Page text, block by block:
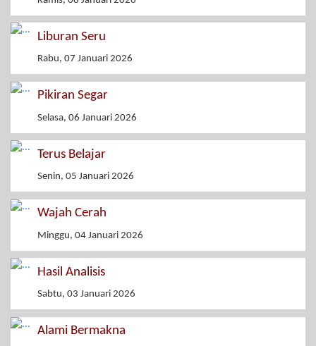
Liburan Seru
Rabu, 07 Januari 2026
Pikiran Segar
Selasa, 06 Januari 2026
Terus Belajar
Senin, 05 Januari 2026
Wajah Cerah
Minggu, 04 Januari 2026
Hasil Analisis
Sabtu, 03 Januari 2026
Alami Bermakna